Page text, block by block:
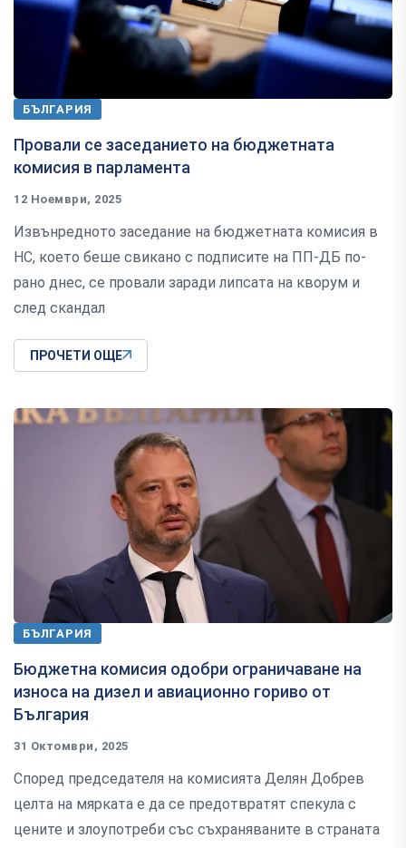
БЪЛГАРИЯ
Провали се заседанието на бюджетната
комисия в парламента
12 Ноември, 2025
Извънредното заседание на бюджетната комисия в
НС, което беше свикано с подписите на ПП-ДБ по-
рано днес, се провали заради липсата на кворум и
след скандал
ПРОЧЕТИ ОЩЕ
БЪЛГАРИЯ
Бюджетна комисия одобри ограничаване на
износа на дизел и авиационно гориво от
България
31 Октомври, 2025
Според председателя на комисията Делян Добрев
целта на мярката е да се предотвратят спекула с
цените и злоупотреби със съхраняваните в страната